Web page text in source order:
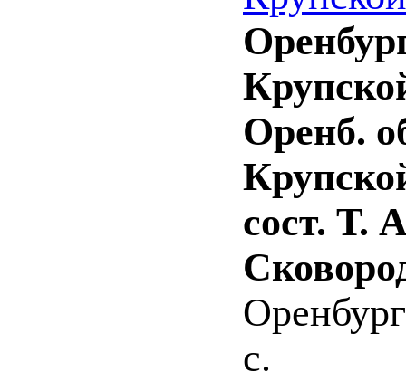
Оренб.
сост. Т.
с.